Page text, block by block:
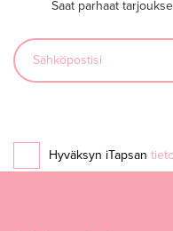
Saat parhaat
Hyväksyn iTapsan